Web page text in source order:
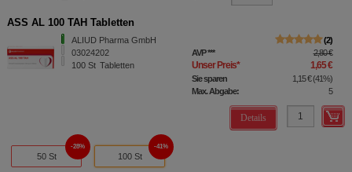
ASS AL 100 TAH Tabletten
ALIUD Pharma GmbH
03024202
100 St Tabletten
2
AVP*** 2,80 €
Unser Preis* 1,65 €
Sie sparen 1,15 €(41%)
Max. Abgabe:
5
Details
50 St
28%
100 St
41%